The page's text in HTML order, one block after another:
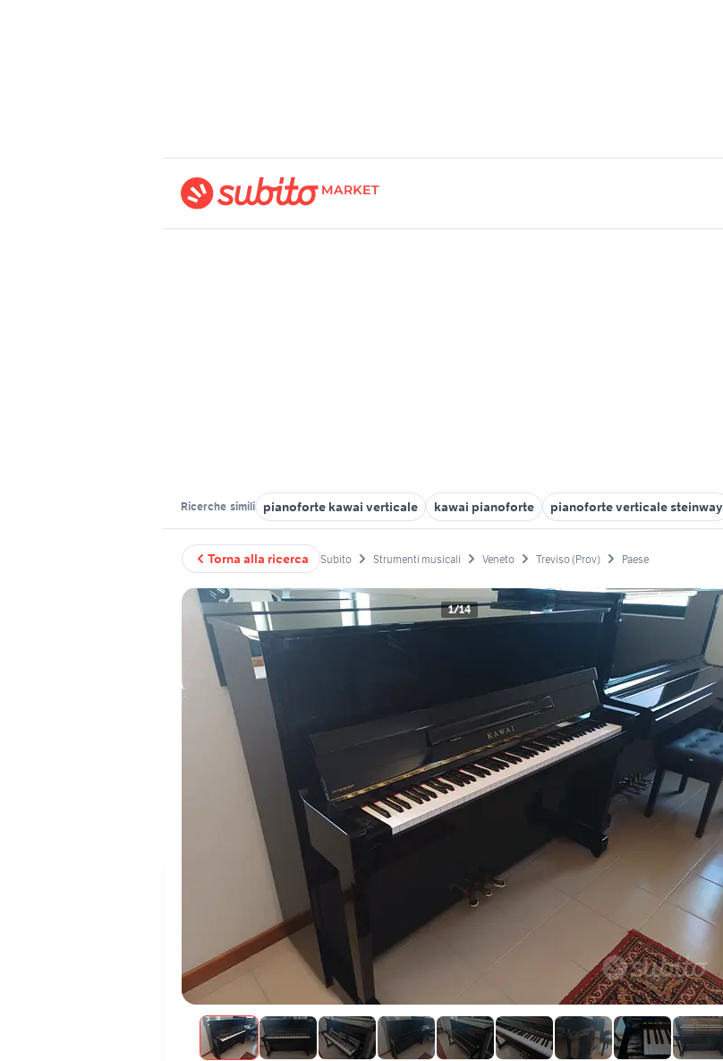
Ricerche simili pianoforte kawai verticale kawai pianoforte pianoforte verticale steinway
Torna alla ricerca Subito Strumenti musicali Veneto Treviso (Prov) Paese
1/14